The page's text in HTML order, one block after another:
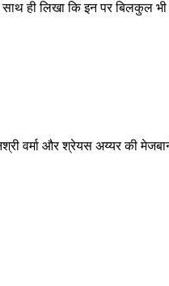
ही लिखा कि इन पर बिलकुल
और श्रेयस अय्यर की